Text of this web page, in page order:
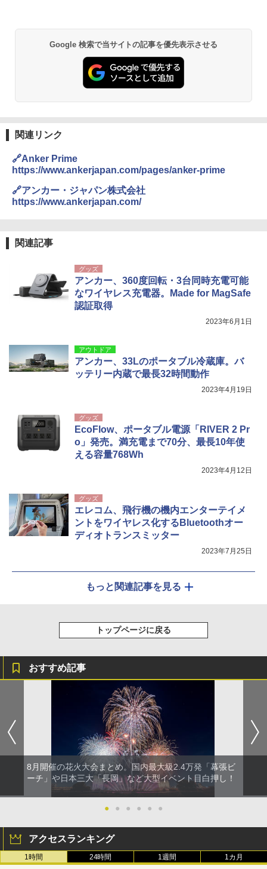
Google 検索で当サイトの記事を優先表示させる
関連リンク
🔗Anker Prime
https://www.ankerjapan.com/pages/anker-prime
🔗アンカー・ジャパン株式会社
https://www.ankerjapan.com/
関連記事
グッズ
アンカー、360度回転・3台同時充電可能
なワイヤレス充電器。Made for MagSafe
認証取得
2023年6月1日
アウトドア
アンカー、33Lのポータブル冷蔵庫。バ
ッテリー内蔵で最長32時間動作
2023年4月19日
グッズ
EcoFlow、ポータブル電源「RIVER 2 Pr
o」発売。満充電まで70分、最長10年使
える容量768Wh
2023年4月12日
グッズ
エレコム、飛行機の機内エンターテイメ
ントをワイヤレス化するBluetoothオー
ディオトランスミッター
2023年7月25日
もっと関連記事を見る
トップページに戻る
おすすめ記事
8月開催の花火大会まとめ。国内最大級2.4万発「幕張ビ
ーチ」や日本三大「長岡」など大型イベント目白押し！
● ● ● ● ● ●
アクセスランキング
1時間 24時間 1週間 1カ月